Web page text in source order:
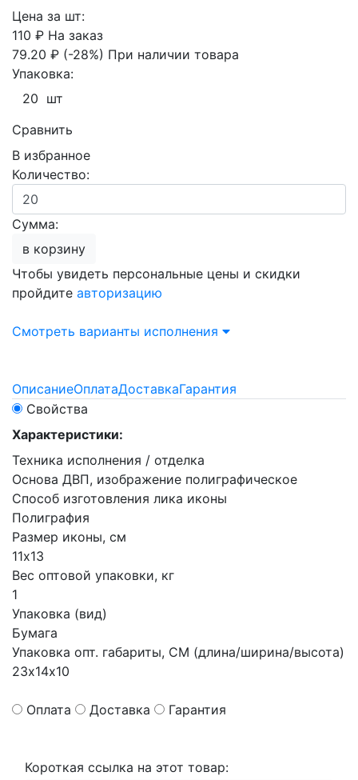
Цена за шт:
110 ₽ На заказ
79.20 ₽ (-28%) При наличии товара
Упаковка:
20 шт
Сравнить
В избранное
Количество:
Сумма:
в корзину
Чтобы увидеть персональные цены и скидки
пройдите авторизацию
Смотреть варианты исполнения
ОписаниеОплатаДоставкаГарантия
Свойства
Характеристики:
Техника исполнения / отделка
Основа ДВП, изображение полиграфическое
Способ изготовления лика иконы
Полиграфия
Размер иконы, см
11х13
Вес оптовой упаковки, кг
1
Упаковка (вид)
Бумага
Упаковка опт. габариты, СМ (длина/ширина/высота)
23х14х10
Оплата Доставка Гарантия
Короткая ссылка на этот товар: